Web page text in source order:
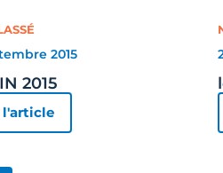
2015
2015
l'article